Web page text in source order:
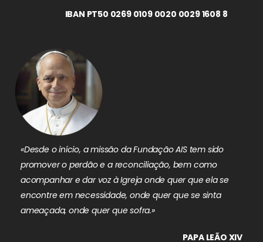
IBAN PT50 0269 0109 0020 0029 1608 8
«Desde o início, a missão da Fundação AIS tem sido
promover o perdão e a reconciliação, bem como
acompanhar e dar voz à Igreja onde quer que ela se
encontre em necessidade, onde quer que se sinta
ameaçada, onde quer que sofra.»
PAPA LEÃO XIV